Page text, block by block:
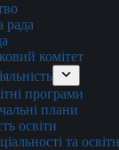
рада
комітет
програми
плани
освіти
та